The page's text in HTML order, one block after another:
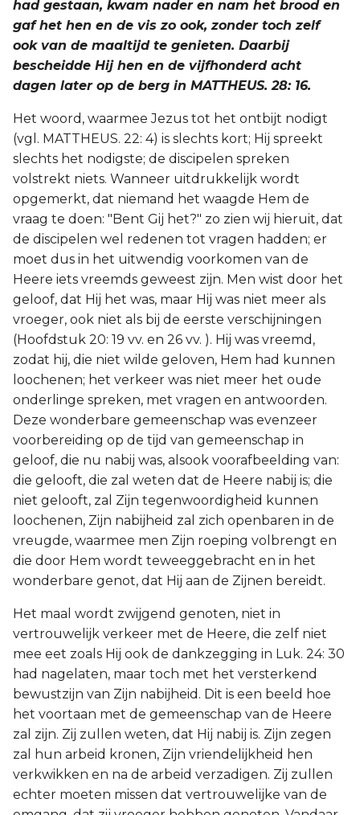
had gestaan, kwam nader en nam het brood en
gaf het hen en de vis zo ook, zonder toch zelf
ook van de maaltijd te genieten. Daarbij
bescheidde Hij hen en de vijfhonderd acht
dagen later op de berg in MATTHEUS. 28: 16.
Het woord, waarmee Jezus tot het ontbijt nodigt
(vgl. MATTHEUS. 22: 4) is slechts kort; Hij spreekt
slechts het nodigste; de discipelen spreken
volstrekt niets. Wanneer uitdrukkelijk wordt
opgemerkt, dat niemand het waagde Hem de
vraag te doen: "Bent Gij het?" zo zien wij hieruit, dat
de discipelen wel redenen tot vragen hadden; er
moet dus in het uitwendig voorkomen van de
Heere iets vreemds geweest zijn. Men wist door het
geloof, dat Hij het was, maar Hij was niet meer als
vroeger, ook niet als bij de eerste verschijningen
(Hoofdstuk 20: 19 vv. en 26 vv. ). Hij was vreemd,
zodat hij, die niet wilde geloven, Hem had kunnen
loochenen; het verkeer was niet meer het oude
onderlinge spreken, met vragen en antwoorden.
Deze wonderbare gemeenschap was evenzeer
voorbereiding op de tijd van gemeenschap in
geloof, die nu nabij was, alsook voorafbeelding van:
die gelooft, die zal weten dat de Heere nabij is; die
niet gelooft, zal Zijn tegenwoordigheid kunnen
loochenen, Zijn nabijheid zal zich openbaren in de
vreugde, waarmee men Zijn roeping volbrengt en
die door Hem wordt teweeggebracht en in het
wonderbare genot, dat Hij aan de Zijnen bereidt.
Het maal wordt zwijgend genoten, niet in
vertrouwelijk verkeer met de Heere, die zelf niet
mee eet zoals Hij ook de dankzegging in Luk. 24: 30
had nagelaten, maar toch met het versterkend
bewustzijn van Zijn nabijheid. Dit is een beeld hoe
het voortaan met de gemeenschap van de Heere
zal zijn. Zij zullen weten, dat Hij nabij is. Zijn zegen
zal hun arbeid kronen, Zijn vriendelijkheid hen
verkwikken en na de arbeid verzadigen. Zij zullen
echter moeten missen dat vertrouwelijke van de